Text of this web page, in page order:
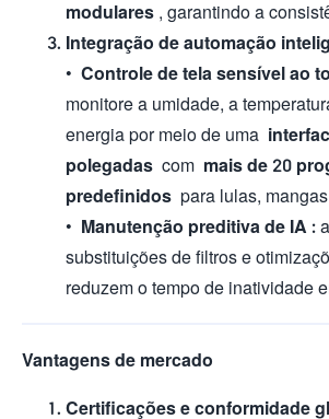
modulares , garantindo a
Integração de automação
• Controle de tela sensível ao
monitore a umidade, a
energia por meio de uma
polegadas com mais de 20
predefinidos para lulas,
• Manutenção preditiva de IA :
substituições de filtros e
reduzem o tempo de inatividade
Vantagens de mercado
Certificações e conformidade